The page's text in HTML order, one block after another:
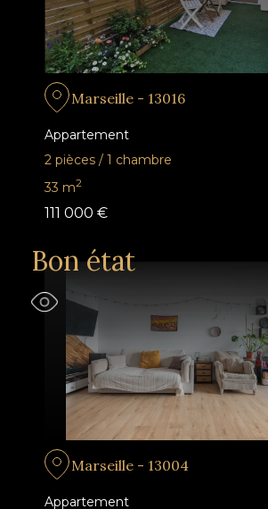
Marseille - 13016
Appartement
2 pièces / 1 chambre
33 m2
111 000 €
Bon état
Marseille - 13004
Appartement